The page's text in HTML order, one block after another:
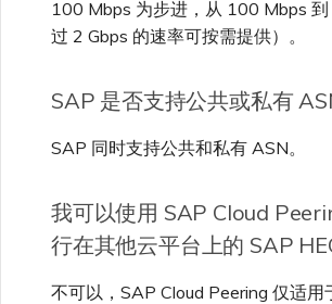
100 Mbps 为步进，从 100 Mbps 到
过 2 Gbps 的速率可按需提供）。
SAP 是否支持公共或私有
SAP 同时支持公共和私有 ASN。
我可以使用 SAP Cloud
行在其他云平台上的 SAP
不可以，SAP Cloud Peering 仅适